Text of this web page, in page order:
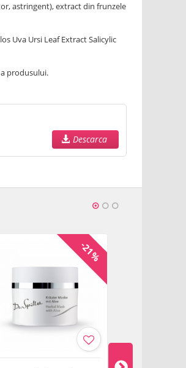
astringent), extract din frunzele
Uva Ursi Leaf Extract Salicylic
produsului.
Descarca
-21%